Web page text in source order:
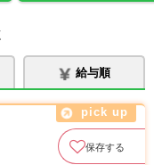
給与順
保存する